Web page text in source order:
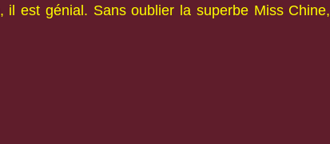
, il est génial. Sans oublier la superbe Miss Chine,